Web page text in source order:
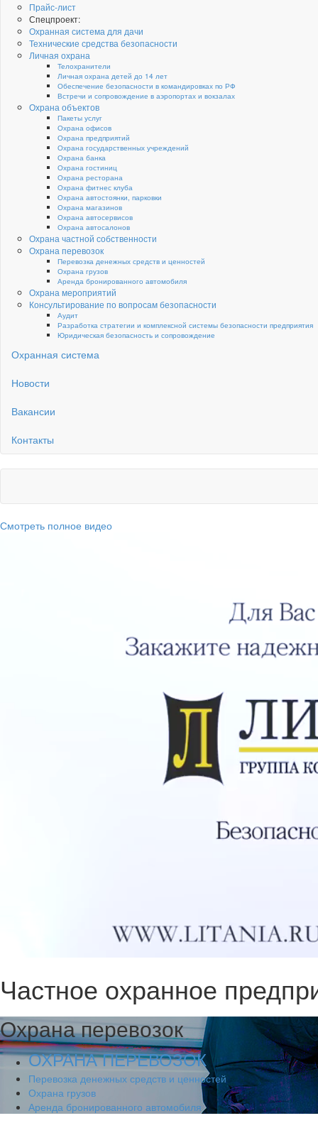
Прайс-лист
Спецпроект:
Охранная система для дачи
Технические средства безопасности
Личная охрана
Телохранители
Личная охрана детей до 14 лет
Обеспечение безопасности в командировках по РФ
Встречи и сопровождение в аэропортах и вокзалах
Охрана объектов
Пакеты услуг
Охрана офисов
Охрана предприятий
Охрана государственных учреждений
Охрана банка
Охрана гостиниц
Охрана ресторана
Охрана фитнес клуба
Охрана автостоянки, парковки
Охрана магазинов
Охрана автосервисов
Охрана автосалонов
Охрана частной собственности
Охрана перевозок
Перевозка денежных средств и ценностей
Охрана грузов
Аренда бронированного автомобиля
Охрана мероприятий
Консультирование по вопросам безопасности
Аудит
Разработка стратегии и комплексной системы безопасности предприятия
Юридическая безопасность и сопровождение
Охранная система
Новости
Вакансии
Контакты
Смотреть полное видео
Частное охранное
Охрана перевозок
ОХРАНА ПЕРЕВОЗОК
Перевозка денежных средств и ценностей
Охрана грузов
Аренда бронированного автомобиля